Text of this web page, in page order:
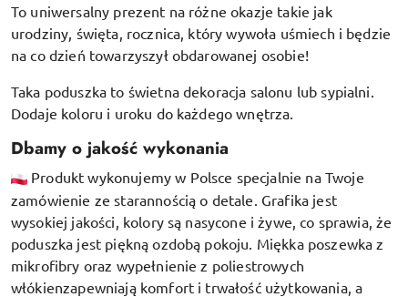
To uniwersalny prezent na różne okazje takie jak
urodziny, święta, rocznica, który wywoła uśmiech i będzie
na co dzień towarzyszył obdarowanej osobie!
Taka poduszka to świetna dekoracja salonu lub sypialni.
Dodaje koloru i uroku do każdego wnętrza.
Dbamy o jakość wykonania
Produkt wykonujemy w Polsce specjalnie na Twoje
zamówienie ze starannością o detale. Grafika jest
wysokiej jakości, kolory są nasycone i żywe, co sprawia, że
poduszka jest piękną ozdobą pokoju. Miękka poszewka z
mikrofibry oraz wypełnienie z poliestrowych
włókienzapewniają komfort i trwałość użytkowania, a